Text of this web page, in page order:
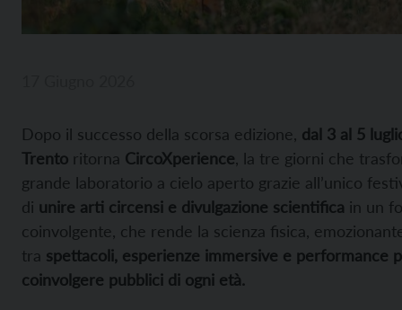
Dopo il successo della scorsa edizione, dal 3 al 5
Trento ritorna CircoXperience , la tre giorni che
grande laboratorio a cielo aperto grazie all’unico
di unire arti circensi e divulgazione scientifica in un
coinvolgente, che rende la scienza fisica,
tra spettacoli, esperienze immersive e performance
coinvolgere pubblici di ogni età.